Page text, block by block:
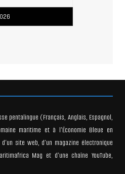
pentalingue (Français, Anglais, Espagnol,
maritime et à l’Économie Bleue en
site web, d’un magazine électronique
Mag et d’une chaîne YouTube,